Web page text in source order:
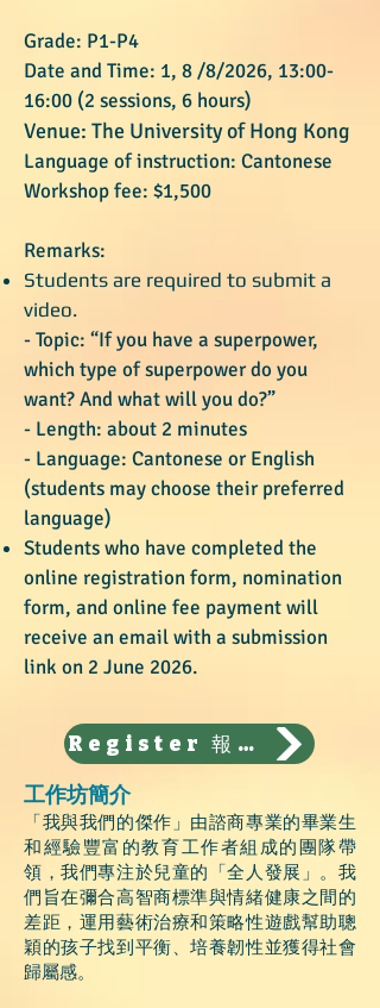
Grade: P1-P4
Date and Time: 1, 8 /8/2026, 13:00-
16:00 (2 sessions, 6 hours)
Venue: The University of Hong Kong
Language of instruction: Cantonese
Workshop fee: $1,500
Remarks:
Students are required to submit a
video.
- Topic: “If you have a superpower,
which type of superpower do you
want? And what will you do?”
- Length: about 2 minutes
- Language: Cantonese or English
(students may choose their preferred
language)
Students who have completed the
online registration form, nomination
form, and online fee payment will
receive an email with a submission
link on 2 June 2026.
Register 報名
工作坊簡介
「我與我們的傑作」由諮商專業的畢業生
和經驗豐富的教育工作者組成的團隊帶
領，我們專注於兒童的「全人發展」。我
們旨在彌合高智商標準與情緒健康之間的
差距，運用藝術治療和策略性遊戲幫助聰
穎的孩子找到平衡、培養韌性並獲得社會
歸屬感。